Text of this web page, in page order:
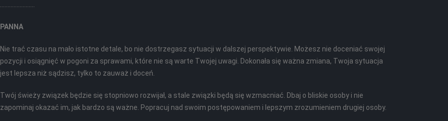
.......................
PANNA
Nie trać czasu na mało istotne detale, bo nie dostrzegasz sytuacji w dalszej perspektywie. Możesz nie doceniać swojej
pozycji i osiągnięć w pogoni za sprawami, które nie są warte Twojej uwagi. Dokonała się ważna zmiana, Twoja sytuacja
jest lepsza niż sądzisz, tylko to zauważ i doceń.
Twój świeży związek będzie się stopniowo rozwijał, a stale związki będą się wzmacniać. Dbaj o bliskie osoby i nie
zapominaj okazać im, jak bardzo są ważne. Popracuj nad swoim postępowaniem i lepszym zrozumieniem drugiej osoby.